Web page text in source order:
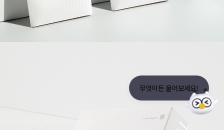
무엇이든 물어보세요!
뮤자인은 어떤회사인가요?
ⓒ 2025 musign